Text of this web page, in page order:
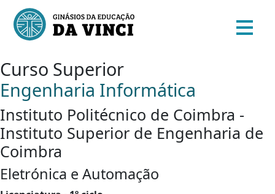
Curso Superior
Engenharia Informática
Instituto Politécnico de Coimbra -
Instituto Superior de Engenharia de
Coimbra
Eletrónica e Automação